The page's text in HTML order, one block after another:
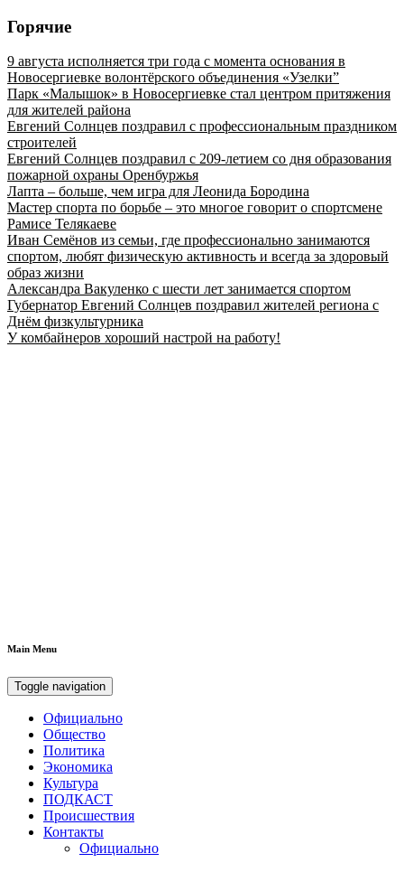
Горячие
9 августа исполняется три года с момента основания в
Новосергиевке волонтёрского объединения «Узелки”
Парк «Малышок» в Новосергиевке стал центром притяжения
для жителей района
Евгений Солнцев поздравил с профессиональным праздником
строителей
Евгений Солнцев поздравил с 209-летием со дня образования
пожарной охраны Оренбуржья
Лапта – больше, чем игра для Леонида Бородина
Мастер спорта по борьбе – это многое говорит о спортсмене
Рамисе Телякаеве
Иван Семёнов из семьи, где профессионально занимаются
спортом, любят физическую активность и всегда за здоровый
образ жизни
Александра Вакуленко с шести лет занимается спортом
Губернатор Евгений Солнцев поздравил жителей региона с
Днём физкультурника
У комбайнеров хороший настрой на работу!
Main Menu
Toggle navigation
Официально
Общество
Политика
Экономика
Культура
ПОДКАСТ
Происшествия
Контакты
Официально